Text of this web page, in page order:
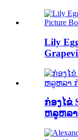
Lily
ກ່ອງໄຂ່
ຫລູຫລາ